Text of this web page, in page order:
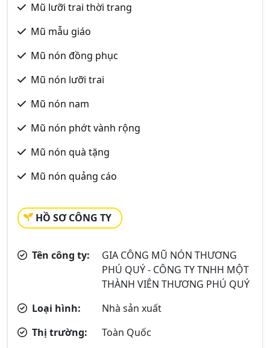
Mũ lưỡi trai thời trang
Mũ mẫu giáo
Mũ nón đồng phục
Mũ nón lưỡi trai
Mũ nón nam
Mũ nón phớt vành rộng
Mũ nón quà tặng
Mũ nón quảng cáo
HỒ SƠ CÔNG TY
Tên công ty:
GIA CÔNG MŨ NÓN THƯƠNG
PHÚ QUÝ - CÔNG TY TNHH MỘT
THÀNH VIÊN THƯƠNG PHÚ QUÝ
Loại hình:
Nhà sản xuất
Thị trường:
Toàn Quốc